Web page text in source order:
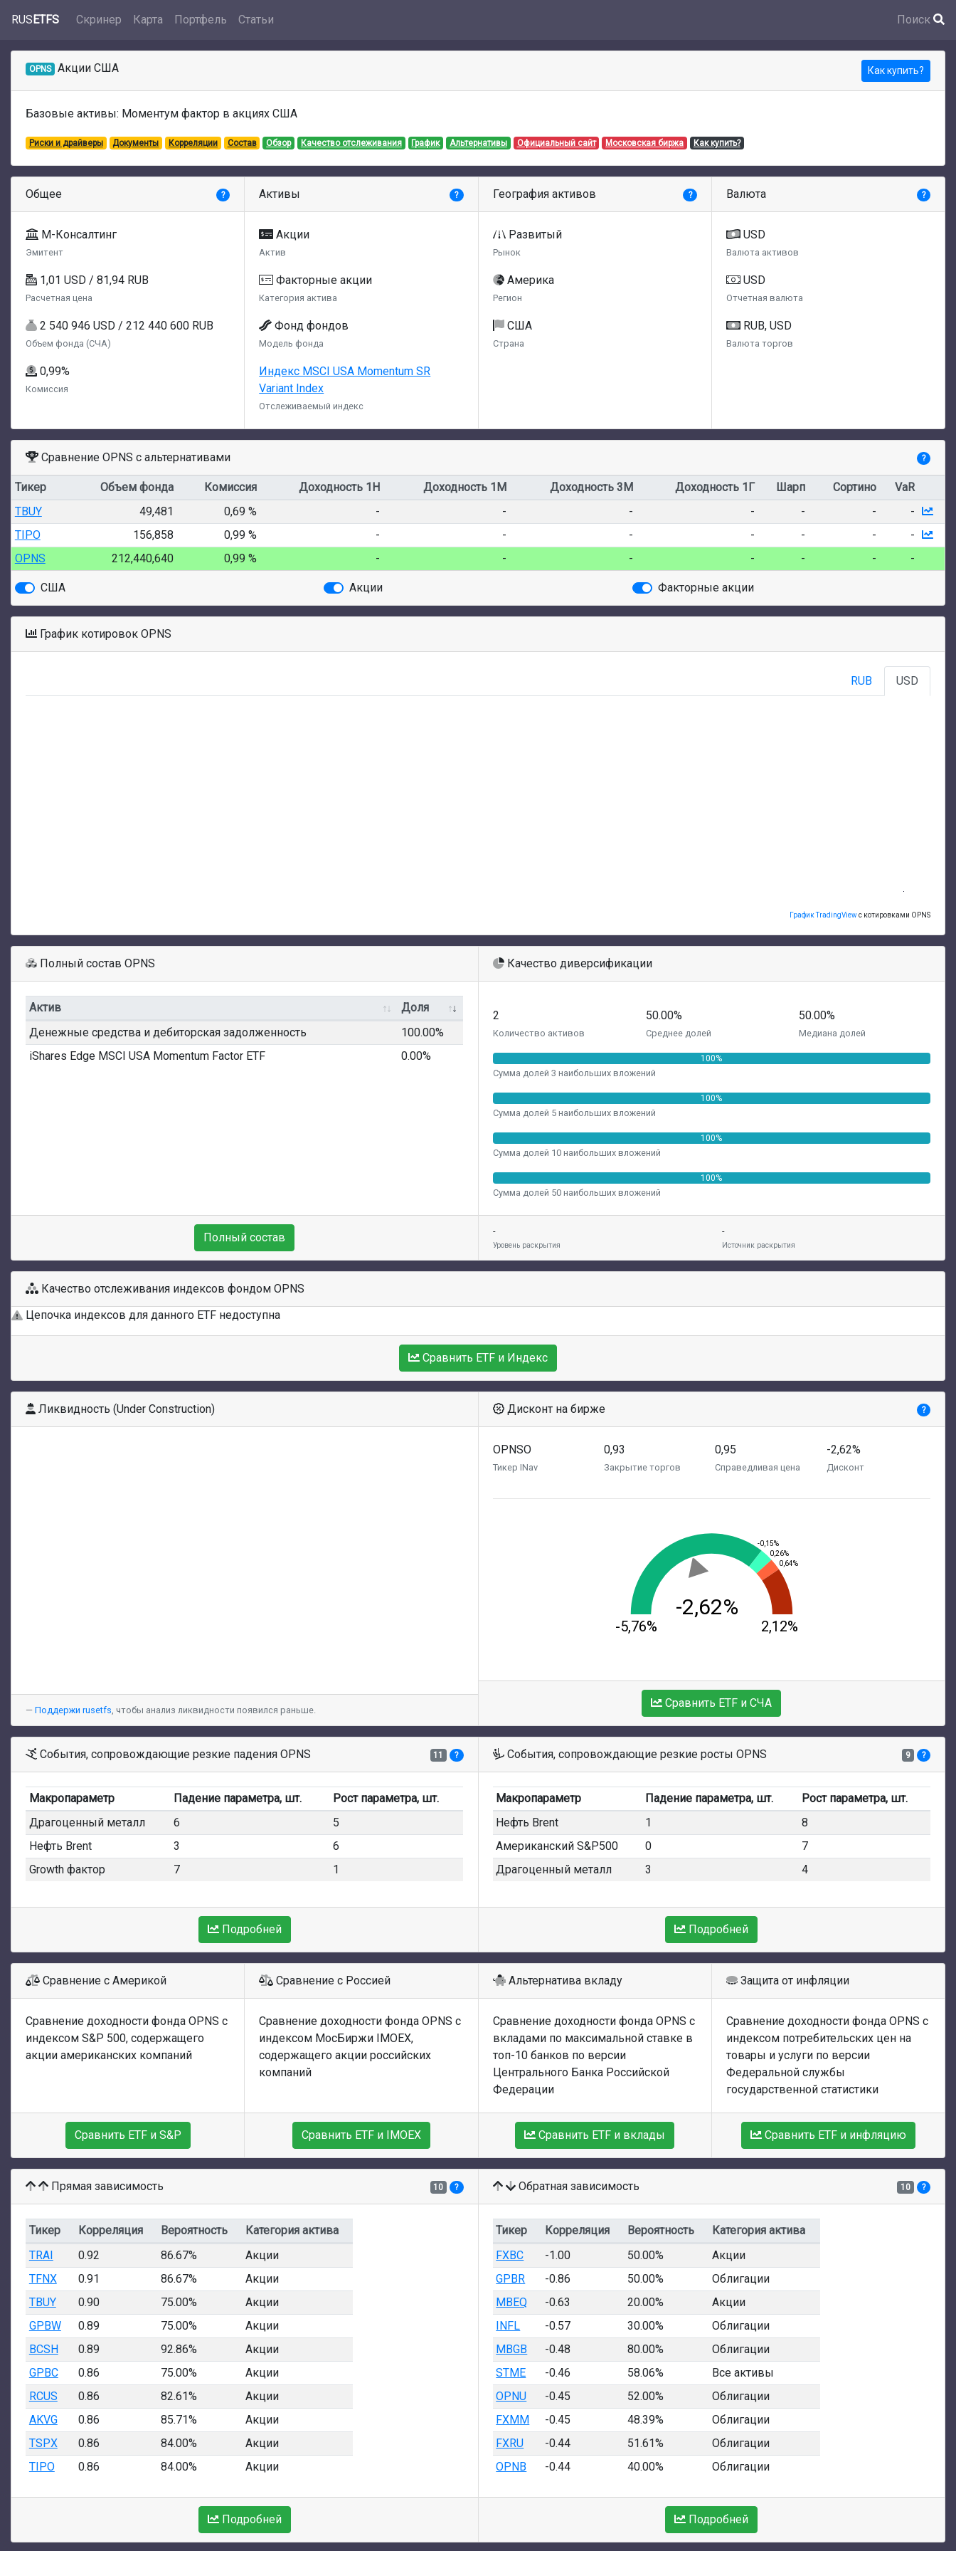
RUSETFS Скринер Карта Портфель Статьи Поиск
OPNS Акции США Как купить?
Базовые активы: Моментум фактор в акциях США
Риски и драйверы Документы Корреляции Состав Обзор Качество отслеживания График Альтернативы Официальный сайт Московская биржа Как купить?
Общее ?
М-Консалтинг
Эмитент
1,01 USD / 81,94 RUB
Расчетная цена
2 540 946 USD / 212 440 600 RUB
Объем фонда (СЧА)
0,99%
Комиссия
Активы ?
Акции
Актив
Факторные акции
Категория актива
Фонд фондов
Модель фонда
Индекс MSCI USA Momentum SR
Variant Index
Отслеживаемый индекс
География активов ?
Развитый
Рынок
Америка
Регион
США
Страна
Валюта ?
USD
Валюта активов
USD
Отчетная валюта
RUB, USD
Валюта торгов
Сравнение OPNS с альтернативами ?
Тикер Объем фонда Комиссия Доходность 1Н Доходность 1М Доходность 3М Доходность 1Г Шарп Сортино
VaR
TBUY
49,481 0,69 % - - - - - -
-
TIPO
156,858 0,99 % - - - - - -
-
OPNS
212,440,640 0,99 % - - - - - - -
США Акции Факторные акции
График котировок OPNS
RUB USD
График TradingViewс котировками OPNS
Полный состав OPNS
Актив
Доля
Денежные средства и дебиторская задолженность
100.00%
iShares Edge MSCI USA Momentum Factor ETF
0.00%
Полный состав
Качество диверсификации
2
Количество активов
50.00%
Среднее долей
50.00%
Медиана долей
100%
Сумма долей 3 наибольших вложений
100%
Сумма долей 5 наибольших вложений
100%
Сумма долей 10 наибольших вложений
100%
Сумма долей 50 наибольших вложений
-
Уровень раскрытия
-
Источник раскрытия
Качество отслеживания индексов фондом OPNS
Цепочка индексов для данного ETF недоступна
Сравнить ETF и Индекс
Ликвидность (Under Construction)
Поддержи rusetfs, чтобы анализ ликвидности появился раньше.
Дисконт на бирже ?
OPNSO
Тикер INav
0,93
Закрытие торгов
0,95
Справедливая цена
-2,62%
Дисконт
-0,15%
0,26%
0,64%
-5,76% 2,12%
-2,62%
Сравнить ETF и СЧА
События, сопровождающие резкие падения OPNS 11 ?
Макропараметр Падение параметра, шт.
Рост параметра, шт.
Драгоценный металл
6
5
Нефть Brent
3
6
Growth фактор
7 1
Подробней
События, сопровождающие резкие росты OPNS 9 ?
Макропараметр Падение параметра, шт.
Рост параметра, шт.
Нефть Brent
1
8
Американский S&P500
0
7
Драгоценный металл
3 4
Подробней
Сравнение с Америкой
Сравнение доходности фонда OPNS с
индексом S&P 500, содержащего
акции американских компаний
Сравнить ETF и S&P
Сравнение с Россией
Сравнение доходности фонда OPNS с
индексом МосБиржи IMOEX,
содержащего акции российских
компаний
Сравнить ETF и IMOEX
Альтернатива вкладу
Сравнение доходности фонда OPNS с
вкладами по максимальной ставке в
топ-10 банков по версии
Центрального Банка Российской
Федерации
Сравнить ETF и вклады
Защита от инфляции
Сравнение доходности фонда OPNS с
индексом потребительских цен на
товары и услуги по версии
Федеральной службы
государственной статистики
Сравнить ETF и инфляцию
Прямая зависимость 10 ?
Тикер Корреляция Вероятность
Категория актива
TRAI
0.92 86.67%
Акции
TFNX
0.91 86.67%
Акции
TBUY
0.90 75.00%
Акции
GPBW
0.89 75.00%
Акции
BCSH
0.89 92.86%
Акции
GPBC
0.86 75.00%
Акции
RCUS
0.86 82.61%
Акции
AKVG
0.86 85.71%
Акции
TSPX
0.86 84.00%
Акции
TIPO
0.86 84.00% Акции
Подробней
Обратная зависимость 10 ?
Тикер Корреляция Вероятность
Категория актива
FXBC
-1.00 50.00%
Акции
GPBR
-0.86 50.00%
Облигации
MBEQ
-0.63 20.00%
Акции
INFL
-0.57 30.00%
Облигации
MBGB
-0.48 80.00%
Облигации
STME
-0.46 58.06%
Все активы
OPNU
-0.45 52.00%
Облигации
FXMM
-0.45 48.39%
Облигации
FXRU
-0.44 51.61%
Облигации
OPNB
-0.44 40.00% Облигации
Подробней